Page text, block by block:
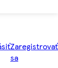
Zaregistrovať
sa